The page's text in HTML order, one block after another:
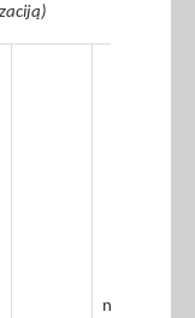
nurodoma